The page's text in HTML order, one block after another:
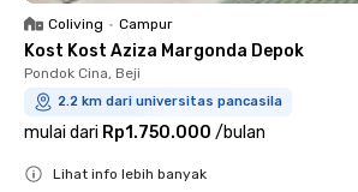
Coliving • Campur
Kost Kost Aziza Margonda Depok
Pondok Cina, Beji
2.2 km dari universitas pancasila
mulai dari Rp1.750.000 /bulan
Lihat info lebih banyak